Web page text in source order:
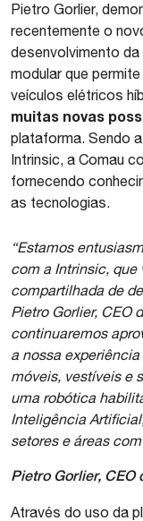
Pietro Gorlier,
recentemente o
desenvolvimento
modular que
veículos elétricos
muitas novas
plataforma. Sendo
Intrinsic, a Comau
fornecendo
as tecnologias.
“Estamos
com a Intrinsic, que
compartilhada de
Pietro Gorlier, CEO
continuaremos
a nossa
móveis, vestíveis e
uma robótica
Inteligência
setores e áreas
Pietro Gorlier, CEO
Através do uso da